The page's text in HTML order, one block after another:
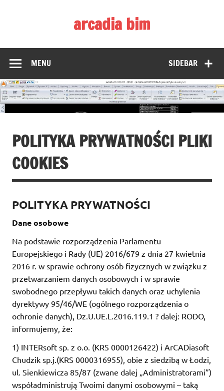
arcadia bim
SIDEBAR
MENU
POLITYKA PRYWATNOŚCI PLIKI
COOKIES
POLITYKA PRYWATNOŚCI
Dane osobowe
Na podstawie rozporządzenia Parlamentu
Europejskiego i Rady (UE) 2016/679 z dnia 27 kwietnia
2016 r. w sprawie ochrony osób fizycznych w związku z
przetwarzaniem danych osobowych i w sprawie
swobodnego przepływu takich danych oraz uchylenia
dyrektywy 95/46/WE (ogólnego rozporządzenia o
ochronie danych), Dz.U.UE.L.2016.119.1 ? dalej: RODO,
informujemy, że:
1) INTERsoft sp. z o.o. (KRS 0000126422) i ArCADiasoft
Chudzik sp.j.(KRS 0000316955), obie z siedzibą w Łodzi,
ul. Sienkiewicza 85/87 (zwane dalej „Administratorami”)
współadministrują Twoimi danymi osobowymi – taką